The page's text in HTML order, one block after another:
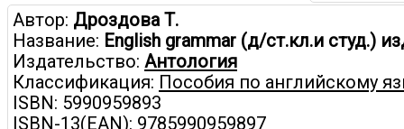
Автор: Дроздова Т.
Название: English grammar (д/ст.кл.и студ.)
Издательство: Антология
Классификация: Пособия по английскому
ISBN: 5990959893
ISBN-13(EAN): 9785990959897